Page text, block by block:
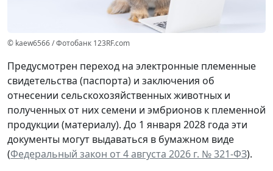
© kaew6566 / Фотобанк 123RF.com
Предусмотрен переход на электронные племенные
свидетельства (паспорта) и заключения об
отнесении сельскохозяйственных животных и
полученных от них семени и эмбрионов к племенной
продукции (материалу). До 1 января 2028 года эти
документы могут выдаваться в бумажном виде
(Федеральный закон от 4 августа 2026 г. № 321-ФЗ).